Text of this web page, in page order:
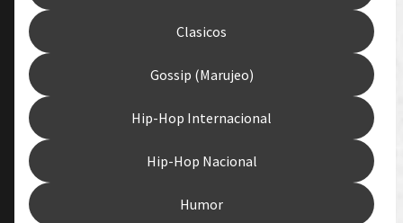
Clasicos
Gossip (Marujeo)
Hip-Hop Internacional
Hip-Hop Nacional
Humor